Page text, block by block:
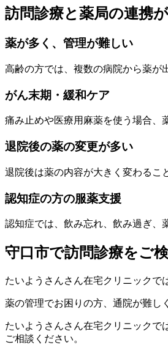
訪問診療と薬局の連携
薬が多く、管理が難しい
高齢の方では、複数の病院から薬が
がん末期・緩和ケア
痛み止めや医療用麻薬を使う場合、
退院後の薬の変更が多い
退院後は薬の内容が大きく変わるこ
認知症の方の服薬支援
認知症では、飲み忘れ、飲み過ぎ、
守口市で訪問診療をご
たいようさんさん在宅クリニックで
薬の管理でお困りの方、通院が難し
たいようさんさん在宅クリニックで
ご相談ください。